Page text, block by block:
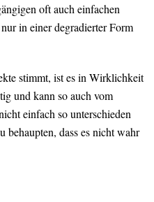
oft auch einfachen
in einer degradierter Form
stimmt, ist es in Wirklichkeit
und kann so auch vom
einfach so unterschieden
behaupten, dass es nicht wahr